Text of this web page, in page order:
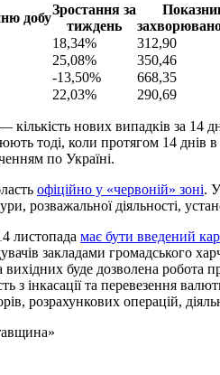
добу
Зростання за
тиждень
18,34%
312,90
25,08%
350,46
-13,50%
668,35
22,03% 290,69
нових випадків за 14
тоді, коли протягом 14 днів
по Україні.
офіційно у «червоній» зоні.
розважальної діяльності,
листопада має бути введений
закладами громадського
вихідних буде дозволена робота
з інкасації та перевезення
розрахункових операцій,